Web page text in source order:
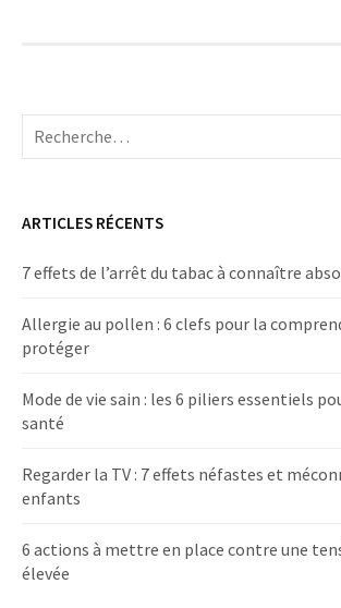
R
e
c
e
r
:
ARTICLES RÉCENTS
7 effets de l’arrêt du tabac à connaître
Allergie au pollen : 6 clefs pour la
protéger
Mode de vie sain : les 6 piliers essentiels
santé
Regarder la TV : 7 effets néfastes et
enfants
6 actions à mettre en place contre une
élevée